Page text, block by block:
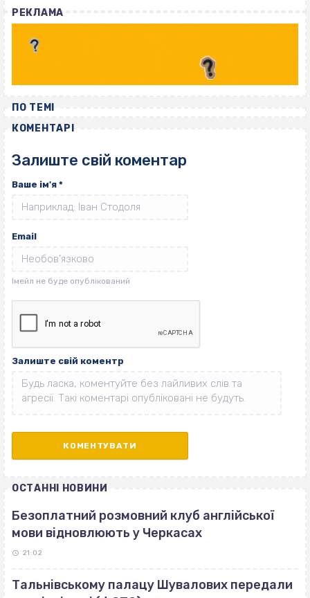
РЕКЛАМА
ПО ТЕМІ
КОМЕНТАРІ
Залиште свій коментар
Ваше ім'я *
Email
Залиште свій коментр
ОСТАННІ НОВИНИ
Безоплатний розмовний клуб англійської
мови відновлюють у Черкасах
21:02
Тальнівському палацу Шувалових передали